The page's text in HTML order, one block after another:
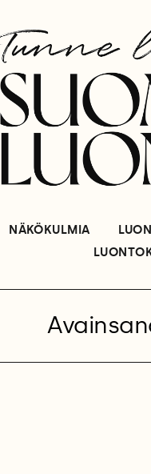
NÄKÖKULMIA